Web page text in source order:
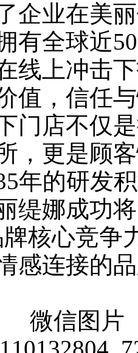
企业在美
有全球近
线上冲击
值，信任
门店不仅
，更是顾
年的研发
缇娜成功
核心竞争
感连接的